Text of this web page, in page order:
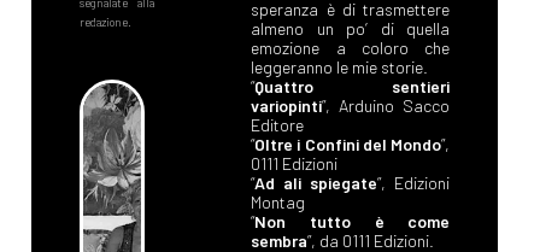
speranza è di trasmettere
almeno un po’ di quella
emozione a coloro che
leggeranno le mie storie.
“Quattro sentieri
variopinti”, Arduino Sacco
Editore
“Oltre i Confini del Mondo”,
0111 Edizioni
“Ad ali spiegate”, Edizioni
Montag
“Non tutto è come
sembra”, da 0111 Edizioni.